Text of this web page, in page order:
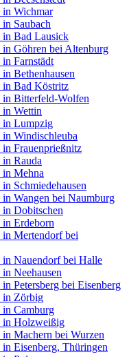
in Wichmar
Saubach
in Bad Lausick
in Göhren bei Altenburg
Farnstädt
Bethenhausen
in Bad Köstritz
in Bitterfeld-Wolfen
in Wettin
in Lumpzig
Windischleuba
Frauenprießnitz
Rauda
in Mehna
Schmiedehausen
Wangen bei Naumburg
in Dobitschen
in Erdeborn
in Mertendorf bei
in Nauendorf bei Halle
Neehausen
Petersberg bei Eisenberg
in Zörbig
in Camburg
in Holzweißig
Machern bei Wurzen
Eisenberg, Thüringen